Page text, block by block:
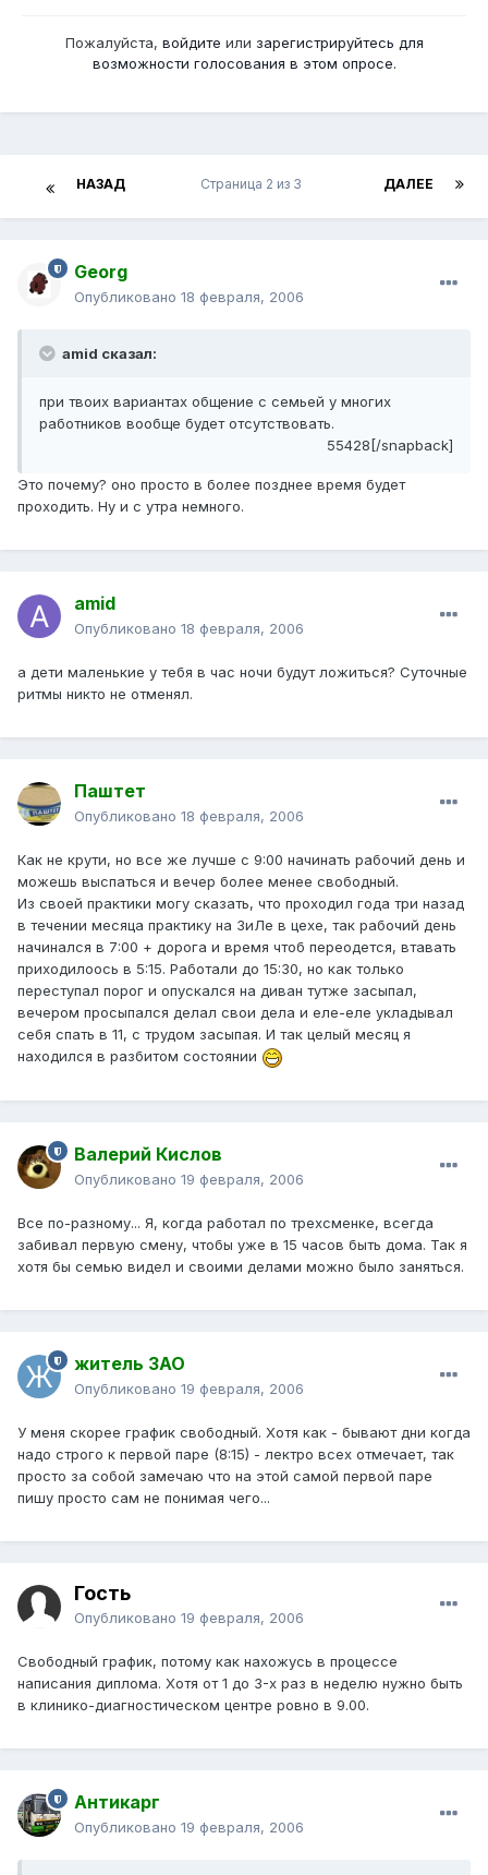
Пожалуйста, войдите или зарегистрируйтесь для
возможности голосования в этом опросе.
НАЗАД ДАЛЕЕ
Страница 2 из 3
Georg
Опубликовано 18 февраля, 2006
amid сказал:
при твоих вариантах общение с семьей у многих
работников вообще будет отсутствовать.
55428[/snapback]
Это почему? оно просто в более позднее время будет
проходить. Ну и с утра немного.
amid
Опубликовано 18 февраля, 2006
а дети маленькие у тебя в час ночи будут ложиться? Суточные
ритмы никто не отменял.
Паштет
Опубликовано 18 февраля, 2006
Как не крути, но все же лучше с 9:00 начинать рабочий день и
можешь выспаться и вечер более менее свободный.
Из своей практики могу сказать, что проходил года три назад
в течении месяца практику на ЗиЛе в цехе, так рабочий день
начинался в 7:00 + дорога и время чтоб переодется, втавать
приходилоось в 5:15. Работали до 15:30, но как только
переступал порог и опускался на диван тутже засыпал,
вечером просыпался делал свои дела и еле-еле укладывал
себя спать в 11, с трудом засыпая. И так целый месяц я
находился в разбитом состоянии
Валерий Кислов
Опубликовано 19 февраля, 2006
Все по-разному... Я, когда работал по трехсменке, всегда
забивал первую смену, чтобы уже в 15 часов быть дома. Так я
хотя бы семью видел и своими делами можно было заняться.
житель ЗАО
Опубликовано 19 февраля, 2006
У меня скорее график свободный. Хотя как - бывают дни когда
надо строго к первой паре (8:15) - лектро всех отмечает, так
просто за собой замечаю что на этой самой первой паре
пишу просто сам не понимая чего...
Гость
Опубликовано 19 февраля, 2006
Свободный график, потому как нахожусь в процессе
написания диплома. Хотя от 1 до 3-х раз в неделю нужно быть
в клинико-диагностическом центре ровно в 9.00.
Антикарг
Опубликовано 19 февраля, 2006